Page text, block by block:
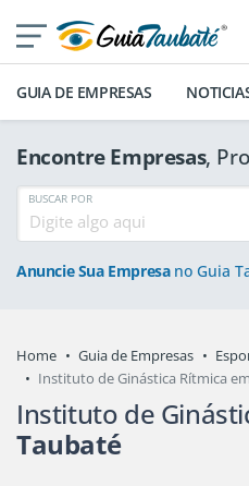
GUIA DE EMPRESAS
Encontre Empresas,
BUSCAR POR
Anuncie Sua Empresano Guia
Home Guia de Empresas
Instituto de Ginástica Rítmica
Instituto de
Taubaté